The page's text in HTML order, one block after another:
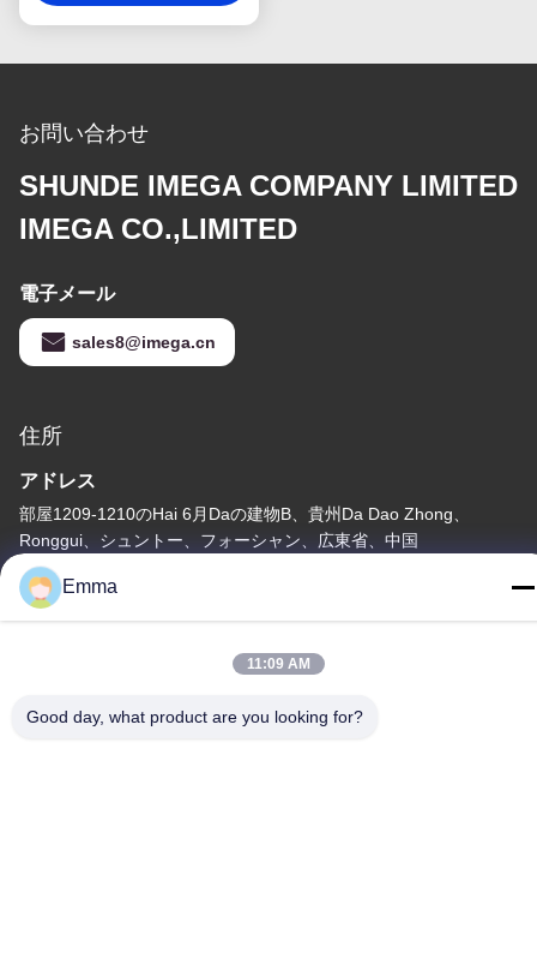
お問い合わせ
SHUNDE IMEGA COMPANY LIMITED
IMEGA CO.,LIMITED
電子メール
sales8@imega.cn
住所
アドレス
部屋1209-1210のHai 6月Daの建物B、貴州Da Dao Zhong、
Ronggui、シュントー、フォーシャン、広東省、中国
テレ
86-15816904632
Emma
11:09 AM
Good day, what product are you looking for?